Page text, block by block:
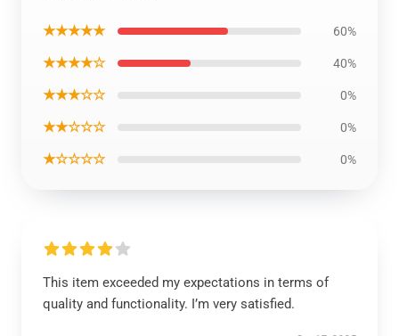
★★★★★ 60%
★★★★☆ 40%
★★★☆☆ 0%
★★☆☆☆ 0%
★☆☆☆☆ 0%
This item exceeded my expectations in terms of
quality and functionality. I’m very satisfied.